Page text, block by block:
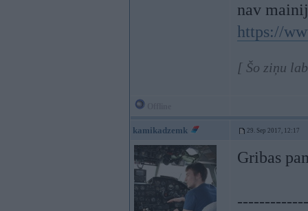
nav
https://
[ Šo ziņu
kamikadzemk 29. Sep 2017, 12:17
Gribas